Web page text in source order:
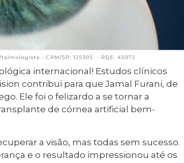
internacional! Estudos clínicos
contribui para que Jamal Furani, de
Ele foi o felizardo a se tornar a
de córnea artificial bem-
a visão, mas todas sem sucesso.
e o resultado impressionou até os